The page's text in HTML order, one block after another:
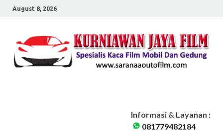
August 8, 2026
Informasi & Layanan :
081779482184